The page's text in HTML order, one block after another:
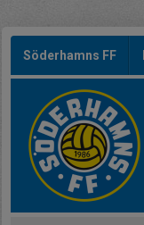
Söderhamns FF